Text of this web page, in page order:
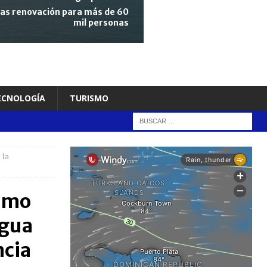
renovación para más de 60
mil personas
TURISMO
la